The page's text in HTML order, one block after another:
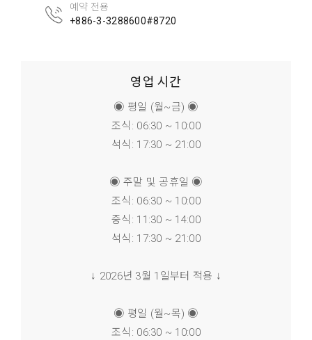
예약 전용
+886-3-3288600#8720
영업 시간
◉ 평일 (월~금) ◉
조식: 06:30 ~ 10:00
석식: 17:30 ~ 21:00
◉ 주말 및 공휴일 ◉
조식: 06:30 ~ 10:00
중식: 11:30 ~ 14:00
석식: 17:30 ~ 21:00
↓ 2026년 3월 1일부터 적용 ↓
◉ 평일 (월~목) ◉
조식: 06:30 ~ 10:00